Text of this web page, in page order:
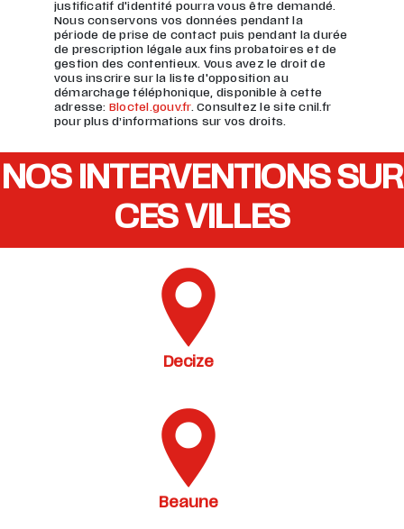
justificatif d'identité pourra vous être demandé.
Nous conservons vos données pendant la
période de prise de contact puis pendant la durée
de prescription légale aux fins probatoires et de
gestion des contentieux. Vous avez le droit de
vous inscrire sur la liste d'opposition au
démarchage téléphonique, disponible à cette
adresse: Bloctel.gouv.fr. Consultez le site cnil.fr
pour plus d’informations sur vos droits.
NOS INTERVENTIONS SUR
CES VILLES
Decize
Beaune